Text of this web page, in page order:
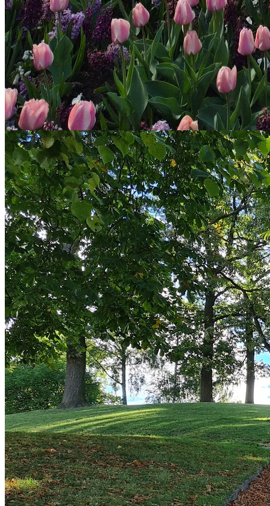
Upptäck den charmiga halvmåneformade parken med blommande
buskage och gott om plats för picknick. Parken erbjuder lekplats för
äldre barn med bollplan, klätterställning och gungor, samt anpassade
ytor för mindre barn. Här finns också grusplan för boule och
grillplats för trevliga sammankomster.
Mer info